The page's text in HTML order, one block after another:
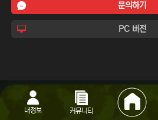
문의하기
PC 버전
내정보 커뮤니티